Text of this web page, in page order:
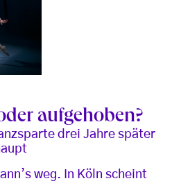
aufgehoben?
drei Jahre später
weg. In Köln scheint